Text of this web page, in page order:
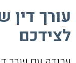
עורך דין
לצידכם